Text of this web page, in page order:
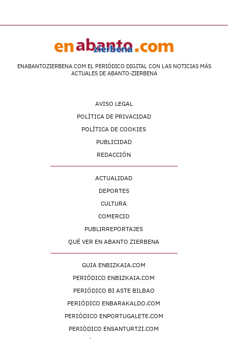
ENABANTOZIERBENA.COM EL PERIÓDICO DIGITAL CON LAS NOTICIAS MÁS
ACTUALES DE ABANTO-ZIERBENA
AVISO LEGAL
POLÍTICA DE PRIVACIDAD
POLÍTICA DE COOKIES
PUBLICIDAD
REDACCIÓN
ACTUALIDAD
DEPORTES
CULTURA
COMERCIO
PUBLIRREPORTAJES
QUÉ VER EN ABANTO ZIERBENA
GUIA ENBIZKAIA.COM
PERIÓDICO ENBIZKAIA.COM
PERIÓDICO BI ASTE BILBAO
PERIÓDICO ENBARAKALDO.COM
PERIÓDICO ENPORTUGALETE.COM
PERIÓDICO ENSANTURTZI.COM